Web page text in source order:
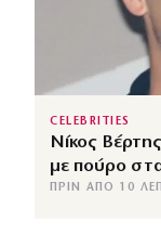
CELEBRITIES
Νίκος
με πούρο
ΠΡΙΝ ΑΠΌ 10